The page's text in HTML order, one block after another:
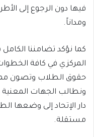
فيها دون الرجوع إلى
ومداناً.
كما نؤكد تضامننا
المركزي في كافة
حقوق الطلاب وتصون
ونطالب الجهات المعنية
دار الإتحاد إلى وضعها
مستقلة.